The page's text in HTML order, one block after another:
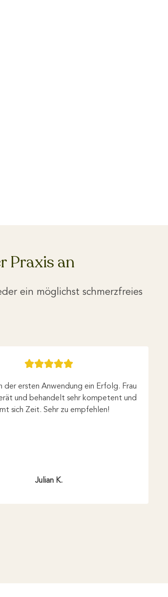
Praxis an
ein möglichst schmerzfreies

der ersten Anwendung ein Erfolg. Frau
und behandelt sehr kompetent und
sich Zeit. Sehr zu empfehlen!
Julian K.